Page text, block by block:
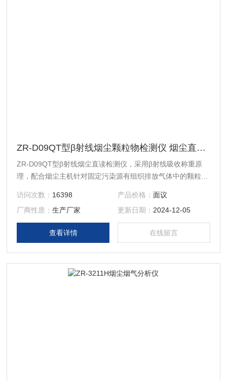
ZR-D09QT型β射线烟尘颗粒物检测仪 烟尘直读监测仪
ZR-D09QT型β射线烟尘直读检测仪，采用β射线吸收称重原
理，配合烟尘主机针对固定污染源有组织排放气体中的颗粒物
携带安装。
访问次数： 16398 产品价格： 面议
厂商性质：生产厂家 更新日期： 2024-12-05
查看详情 在线留言